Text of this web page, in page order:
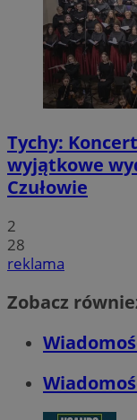
Tychy:
wyjątkowe
Czułowie
2
28
reklama
Zobacz